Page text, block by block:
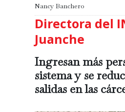
Nancy Banchero
Directora del
Juanche
Ingresan más
sistema y se
salidas en las